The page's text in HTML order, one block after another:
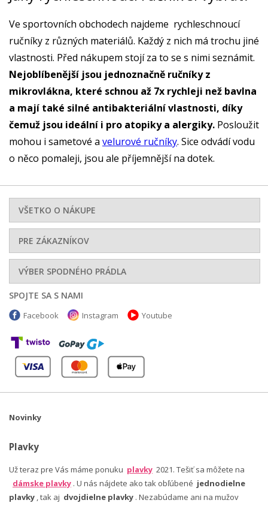
Ve sportovních obchodech najdeme rychleschnoucí
ručníky z různých materiálů. Každý z nich má trochu jiné
vlastnosti. Před nákupem stojí za to se s nimi seznámit.
Nejoblíbenější jsou jednoznačně ručníky z
mikrovlákna, které schnou až 7x rychleji než bavlna
a mají také silné antibakteriální vlastnosti, díky
čemuž jsou ideální i pro atopiky a alergiky. Posloužit
mohou i sametové a velurové ručníky. Sice odvádí vodu
o něco pomaleji, jsou ale příjemnější na dotek.
VŠETKO O NÁKUPE
PRE ZÁKAZNÍKOV
VÝBER SPODNÉHO PRÁDLA
SPOJTE SA S NAMI
Facebook Instagram Youtube
Novinky
Plavky
Už teraz pre Vás máme ponuku plavky 2021. Tešiť sa môžete na
dámske plavky . U nás nájdete ako tak obľúbené jednodielne
plavky , tak aj dvojdielne plavky . Nezabúdame ani na mužov